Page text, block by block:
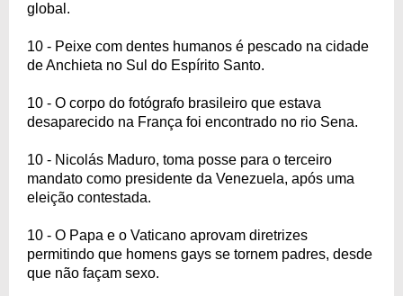
global.
10 - Peixe com dentes humanos é pescado na cidade
de Anchieta no Sul do Espírito Santo.
10 - O corpo do fotógrafo brasileiro que estava
desaparecido na França foi encontrado no rio Sena.
10 - Nicolás Maduro, toma posse para o terceiro
mandato como presidente da Venezuela, após uma
eleição contestada.
10 - O Papa e o Vaticano aprovam diretrizes
permitindo que homens gays se tornem padres, desde
que não façam sexo.